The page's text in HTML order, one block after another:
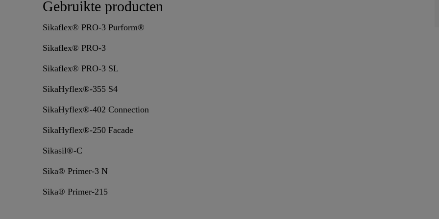
Gebruikte producten
Sikaflex® PRO-3 Purform®
Sikaflex® PRO-3
Sikaflex® PRO-3 SL
SikaHyflex®-355 S4
SikaHyflex®-402 Connection
SikaHyflex®-250 Facade
Sikasil®-C
Sika® Primer-3 N
Sika® Primer-215